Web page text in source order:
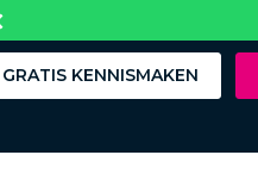
GRATIS KENNISMAKEN